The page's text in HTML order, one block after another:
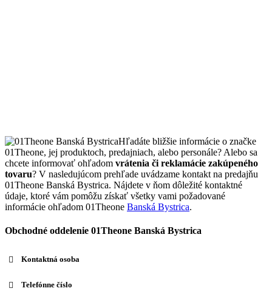
Hľadáte bližšie informácie o značke
01Theone, jej produktoch, predajniach, alebo personále? Alebo sa
chcete informovať ohľadom vrátenia či reklamácie zakúpeného
tovaru? V nasledujúcom prehľade uvádzame kontakt na predajňu
01Theone Banská Bystrica. Nájdete v ňom dôležité kontaktné
údaje, ktoré vám pomôžu získať všetky vami požadované
informácie ohľadom 01Theone Banská Bystrica.
Obchodné oddelenie 01Theone Banská Bystrica
Kontaktná osoba
Telefónne číslo